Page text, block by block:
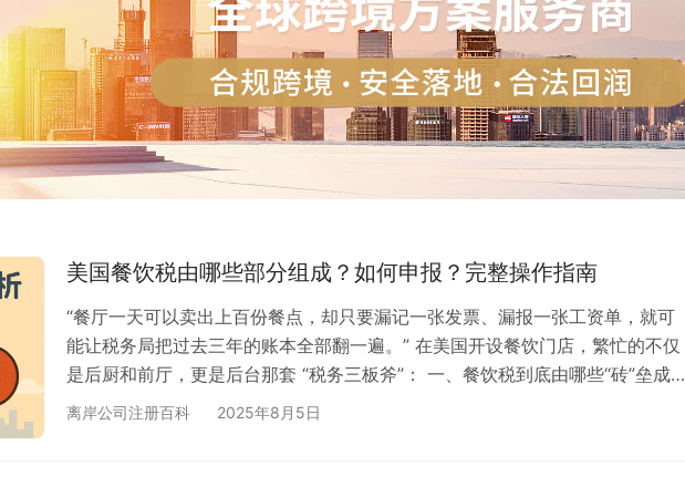
美国餐饮税由哪些部分组成？如何申报？完整操作指南
“餐厅一天可以卖出上百份餐点，却只要漏记一张发票、漏报一张工资单，就可
能让税务局把过去三年的账本全部翻一遍。” 在美国开设餐饮门店，繁忙的不仅
是后厨和前厅，更是后台那套 “税务三板斧”： 一、餐饮税到底由哪些“砖”垒成？
税种 征收主体 计税基础 典型报表/税号 关键节点 销售税 / Meals Tax 州、县、
离岸公司注册百科 2025年8月5日